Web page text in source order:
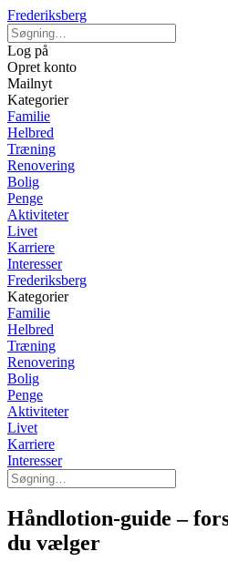
Frederiksberg
Log på
Opret konto
Mailnyt
Kategorier
Familie
Helbred
Træning
Renovering
Bolig
Penge
Aktiviteter
Livet
Karriere
Interesser
Frederiksberg
Kategorier
Familie
Helbred
Træning
Renovering
Bolig
Penge
Aktiviteter
Livet
Karriere
Interesser
Håndlotion-guide –
du vælger